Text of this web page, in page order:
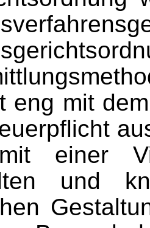
eng mit
einer
und